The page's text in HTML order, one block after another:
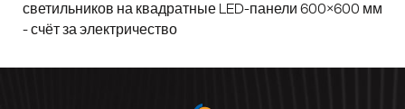
светильников на квадратные LED-панели 600×600 мм
- счёт за электричество